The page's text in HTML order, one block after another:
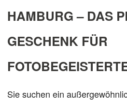
HAMBURG – DAS
GESCHENK FÜR
Sie suchen ein